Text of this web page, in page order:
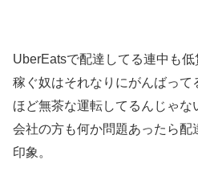
UberEatsで配達してる連中も
稼ぐ奴はそれなりにがんばっ
ほど無茶な運転してるんじゃな
会社の方も何か問題あったら
印象。